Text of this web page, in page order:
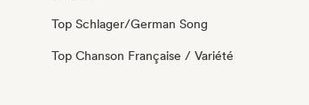
Top Schlager/German Song
Top Chanson Française / Variété